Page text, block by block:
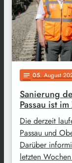
notes 05. August
Sanierung
Passau ist
Die derzeit
Passau und
Darüber
letzten